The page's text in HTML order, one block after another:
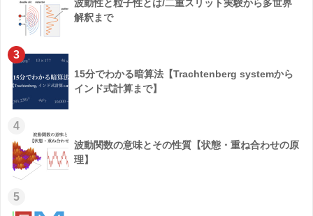
波動性と粒子性とは/二重スリット実験から多世界
解釈まで
3
15分でわかる暗算法【Trachtenberg systemから
インド式計算まで】
4
波動関数の意味とその性質【状態・重ね合わせの原
理】
5